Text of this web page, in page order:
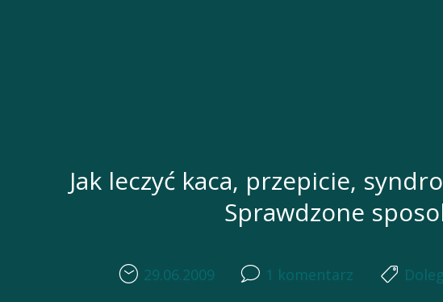
Jak leczyć kaca, przepicie,
Sprawdzone
29.06.2009 1 komentarz